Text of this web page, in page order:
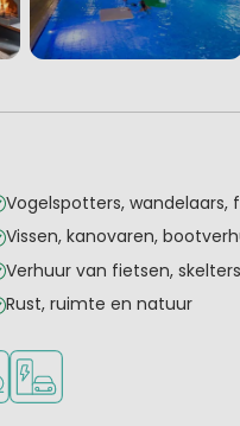
Vogelspotters, wandelaars,
Vissen, kanovaren,
Verhuur van fietsen,
Rust, ruimte en natuur
Laadpaal elektrische